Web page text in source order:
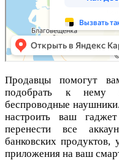
Продавцы помогут
подобрать к нему
беспроводные
настроить ваш
перенести все
банковских продуктов,
приложения на ваш